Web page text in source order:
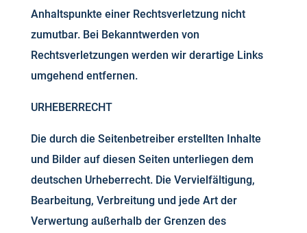
Anhaltspunkte einer Rechtsverletzung nicht
zumutbar. Bei Bekanntwerden von
Rechtsverletzungen werden wir derartige Links
umgehend entfernen.
URHEBERRECHT
Die durch die Seitenbetreiber erstellten Inhalte
und Bilder auf diesen Seiten unterliegen dem
deutschen Urheberrecht. Die Vervielfältigung,
Bearbeitung, Verbreitung und jede Art der
Verwertung außerhalb der Grenzen des